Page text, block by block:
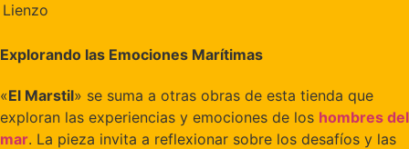
Lienzo
Explorando las Emociones Marítimas
«El Marstil» se suma a otras obras de esta tienda que
exploran las experiencias y emociones de los hombres del
mar. La pieza invita a reflexionar sobre los desafíos y las